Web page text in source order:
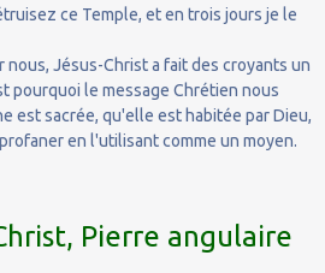
ce Temple, et en trois jours je le
nous, Jésus-Christ a fait des croyants un
pourquoi le message Chrétien nous
est sacrée, qu'elle est habitée par Dieu,
en l'utilisant comme un moyen.
Pierre angulaire